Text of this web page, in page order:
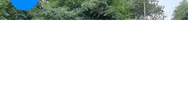
ฝากผลงาน การจัดทำและออกแบบหนังสือ